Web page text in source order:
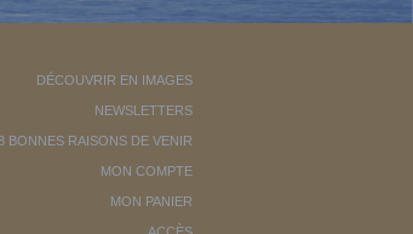
DÉCOUVRIR EN IMAGES
NEWSLETTERS
BONNES RAISONS DE VENIR
MON COMPTE
MON PANIER